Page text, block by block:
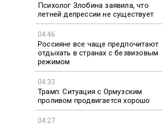
Психолог Злобина заявила, что
летней депрессии не существует
04:46
Россияне все чаще предпочитают
отдыхать в странах с безвизовым
режимом
04:33
Трамп: Ситуация с Ормузским
проливом продвигается хорошо
04:27